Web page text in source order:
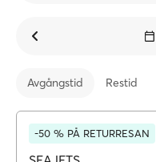
Avgångstid Restid
-50 % PÅ RETURRESAN